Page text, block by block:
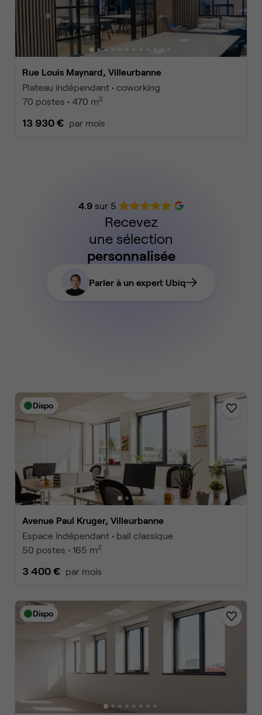
Rue Louis Maynard, Villeurbanne
Plateau indépendant • coworking
70 postes • 470 m2
13 930 € par mois
4.9sur 5
Recevez
une sélection
personnalisée
Parler à un expert Ubiq
Dispo
Avenue Paul Kruger, Villeurbanne
Espace indépendant • bail classique
50 postes • 165 m2
3 400 € par mois
Dispo